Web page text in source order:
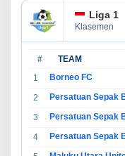
Liga 1
Klasemen
# TEAM
1 Borneo FC
2
3
4
Persatuan Sepak